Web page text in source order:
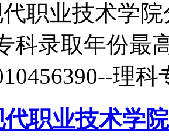
职业技术学
科录取年份最
理科
职业技术学